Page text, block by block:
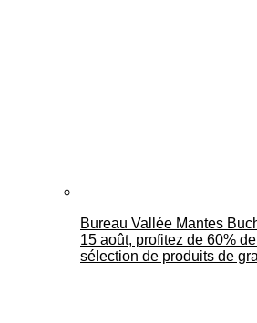
Bureau Vallée Mantes
15 août, profitez de 60%
sélection de produits de